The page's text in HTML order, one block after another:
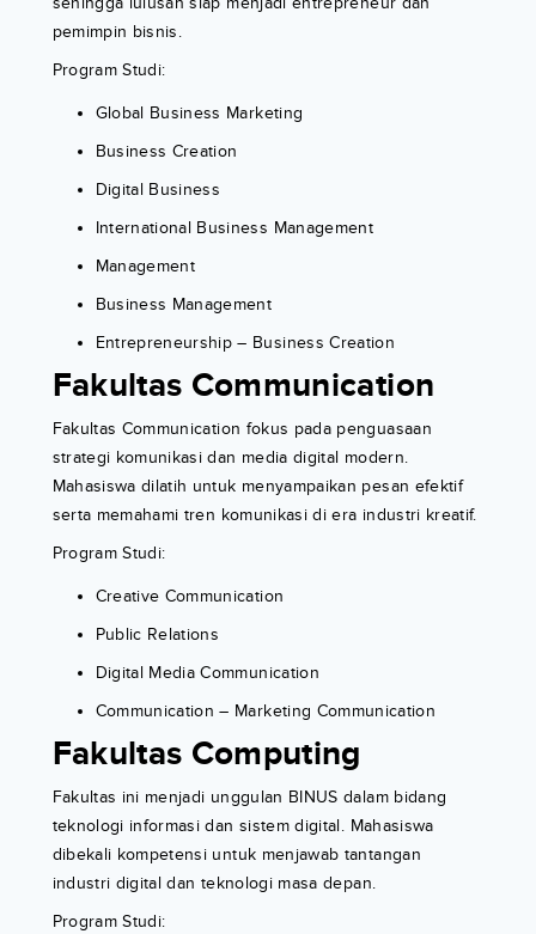
pemimpin bisnis.
Program Studi:
Global Business Marketing
Business Creation
Digital Business
International Business Management
Management
Business Management
Entrepreneurship – Business Creation
Fakultas Communication
Fakultas Communication fokus pada penguasaan
strategi komunikasi dan media digital modern.
Mahasiswa dilatih untuk menyampaikan pesan efektif
serta memahami tren komunikasi di era industri kreatif.
Program Studi:
Creative Communication
Public Relations
Digital Media Communication
Communication – Marketing Communication
Fakultas Computing
Fakultas ini menjadi unggulan BINUS dalam bidang
teknologi informasi dan sistem digital. Mahasiswa
dibekali kompetensi untuk menjawab tantangan
industri digital dan teknologi masa depan.
Program Studi: